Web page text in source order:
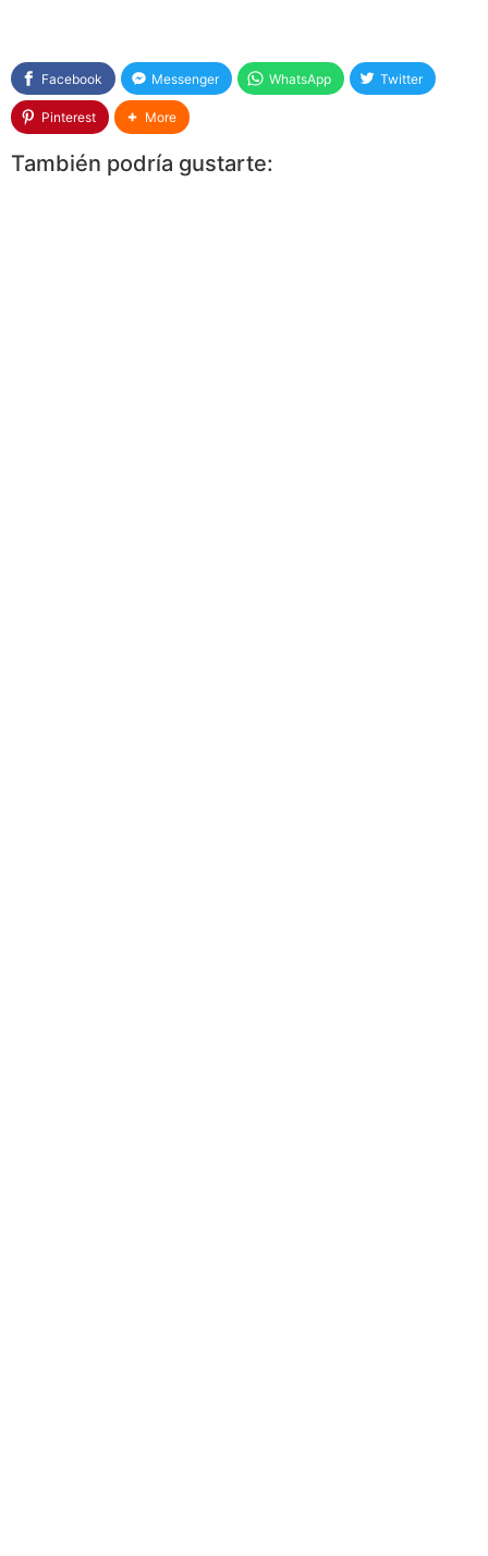
Facebook Messenger WhatsApp Twitter
Pinterest More
También podría gustarte: